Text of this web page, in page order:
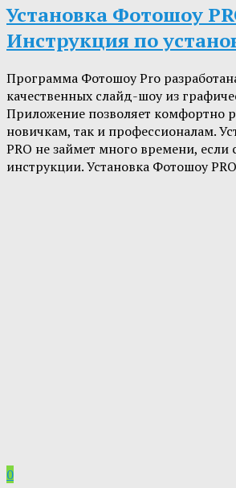
Установка Фотошоу
Инструкция по
Программа Фотошоу Pro
качественных слайд-шоу из
Приложение позволяет комфортно
новичкам, так и профессионалам.
PRO не займет много времени, если
инструкции. Установка Фотошоу
0